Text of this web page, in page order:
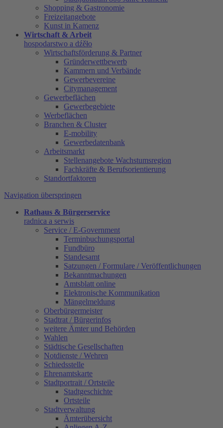
Shopping & Gastronomie
Freizeitangebote
Kunst in Kamenz
Wirtschaft & Arbeit
hospodarstwo a dźěło
Wirtschaftsförderung & Partner
Gründerwettbewerb
Kammern und Verbände
Gewerbevereine
Citymanagement
Gewerbeflächen
Gewerbegebiete
Werbeflächen
Branchen & Cluster
E-mobility
Gewerbedatenbank
Arbeitsmarkt
Stellenangebote Wachstumsregion
Fachkräfte & Berufsorientierung
Standortfaktoren
Navigation überspringen
Rathaus & Bürgerservice
radnica a serwis
Service / E-Government
Terminbuchungsportal
Fundbüro
Standesamt
Satzungen / Formulare / Veröffentlichungen
Bekanntmachungen
Amtsblatt online
Elektronische Kommunikation
Mängelmeldung
Oberbürgermeister
Stadtrat / Bürgerinfos
weitere Ämter und Behörden
Wahlen
Städtische Gesellschaften
Notdienste / Wehren
Schiedsstelle
Ehrenamtskarte
Stadtportrait / Ortsteile
Stadtgeschichte
Ortsteile
Stadtverwaltung
Ämterübersicht